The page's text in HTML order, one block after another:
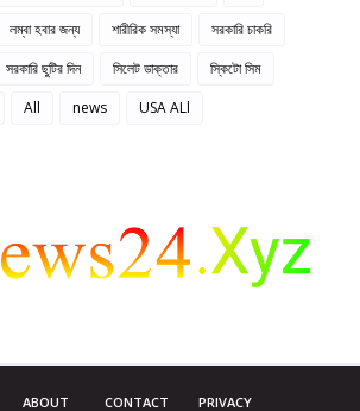
লম্বা হবার জন্য শারীরিক সমস্যা
সরকারি চাকরি
সরকারি ছুটির দিন সিলেট ডাক্তার
স্কিটো সিম
All news USA ALl
ABOUT CONTACT PRIVACY